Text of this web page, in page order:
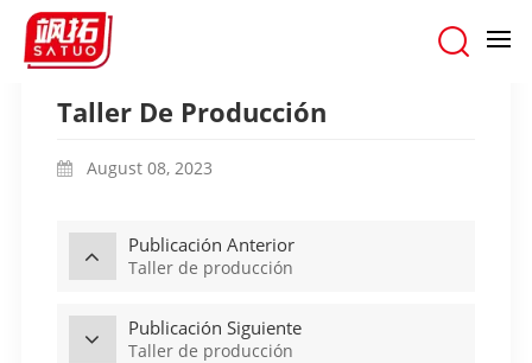
Taller De Producción
August 08, 2023
Publicación Anterior
Taller de producción
Publicación Siguiente
Taller de producción